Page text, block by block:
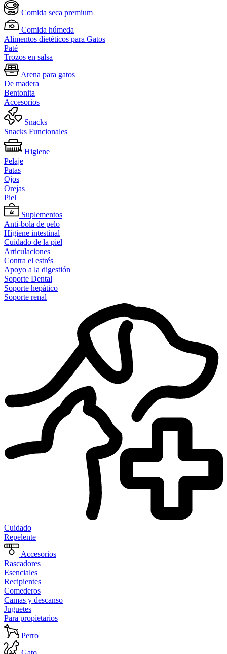
Comida seca premium
Comida húmeda
Alimentos dietéticos para Gatos
Paté
Trozos en salsa
Arena para gatos
De madera
Bentonita
Accesorios
Snacks
Snacks Funcionales
Higiene
Pelaje
Patas
Ojos
Orejas
Piel
Suplementos
Anti-bola de pelo
Higiene intestinal
Cuidado de la piel
Articulaciones
Contra el estrés
Apoyo a la digestión
Soporte Dental
Soporte hepático
Soporte renal
Cuidado
Repelente
Accesorios
Rascadores
Esenciales
Recipientes
Comederos
Camas y descanso
Juguetes
Para propietarios
Perro